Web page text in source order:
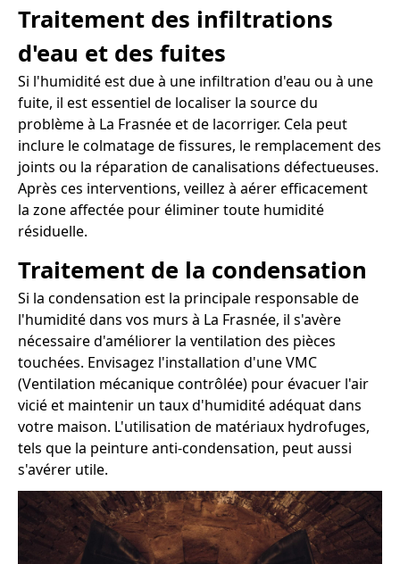
Traitement des infiltrations
d'eau et des fuites
Si l'humidité est due à une infiltration d'eau ou à une
fuite, il est essentiel de localiser la source du
problème à La Frasnée et de lacorriger. Cela peut
inclure le colmatage de fissures, le remplacement des
joints ou la réparation de canalisations défectueuses.
Après ces interventions, veillez à aérer efficacement
la zone affectée pour éliminer toute humidité
résiduelle.
Traitement de la condensation
Si la condensation est la principale responsable de
l'humidité dans vos murs à La Frasnée, il s'avère
nécessaire d'améliorer la ventilation des pièces
touchées. Envisagez l'installation d'une VMC
(Ventilation mécanique contrôlée) pour évacuer l'air
vicié et maintenir un taux d'humidité adéquat dans
votre maison. L'utilisation de matériaux hydrofuges,
tels que la peinture anti-condensation, peut aussi
s'avérer utile.